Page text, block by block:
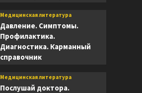
Медицинская литература
Давление. Симптомы.
Профилактика.
Диагностика. Карманный
справочник
Медицинская литература
Послушай доктора.